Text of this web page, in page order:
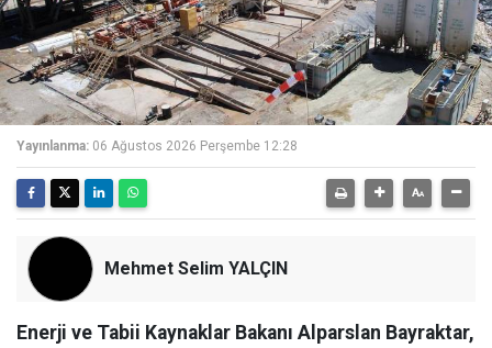
Yayınlanma: 06 Ağustos 2026 Perşembe 12:28
Mehmet Selim YALÇIN
Enerji ve Tabii Kaynaklar Bakanı Alparslan Bayraktar,